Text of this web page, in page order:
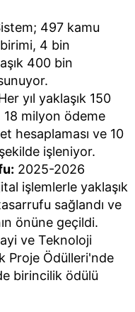
497 kamu
4 bin
400 bin
yıl yaklaşık 150
18 milyon ödeme
hesaplaması ve 10
işleniyor.
2025-2026
işlemlerle yaklaşık
sağlandı ve
önüne geçildi.
ve Teknoloji
Proje Ödülleri'nde
birincilik ödülü